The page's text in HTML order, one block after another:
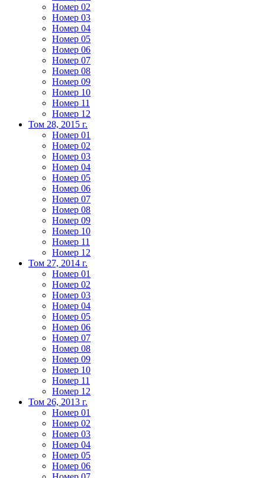
Номер 02
Номер 03
Номер 04
Номер 05
Номер 06
Номер 07
Номер 08
Номер 09
Номер 10
Номер 11
Номер 12
Том 28, 2015 г.
Номер 01
Номер 02
Номер 03
Номер 04
Номер 05
Номер 06
Номер 07
Номер 08
Номер 09
Номер 10
Номер 11
Номер 12
Том 27, 2014 г.
Номер 01
Номер 02
Номер 03
Номер 04
Номер 05
Номер 06
Номер 07
Номер 08
Номер 09
Номер 10
Номер 11
Номер 12
Том 26, 2013 г.
Номер 01
Номер 02
Номер 03
Номер 04
Номер 05
Номер 06